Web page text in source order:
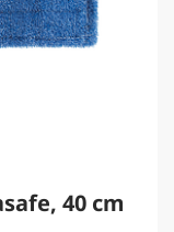
40 cm